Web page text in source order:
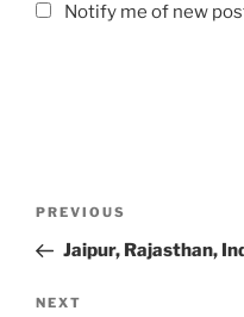
Notify me of new
Previous
Post
PREVIOUS
Jaipur, Rajasthan,
Next
NEXT